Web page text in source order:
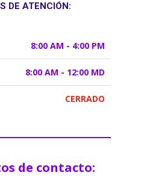
DE ATENCIÓN:
8:00 AM - 4:00 PM
8:00 AM - 12:00 MD
CERRADO
de contacto: